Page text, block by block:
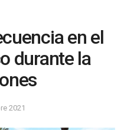
en el
durante la
2021